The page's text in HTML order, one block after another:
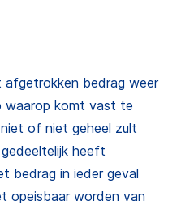
bedrag weer
waarop komt vast te
of niet geheel zult
heeft
bedrag in ieder geval
opeisbaar worden van